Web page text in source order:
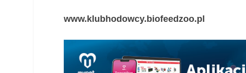
www.klubhodowcy.biofeedzoo.pl